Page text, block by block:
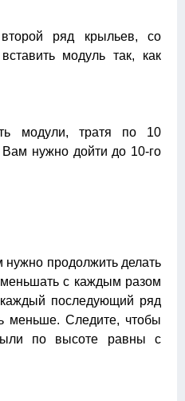
ряд крыльев, со
модуль так, как
модули, тратя по 10
нужно дойти до 10-го
продолжить делать
с каждым разом
последующий ряд
меньше. Следите, чтобы
по высоте равны с